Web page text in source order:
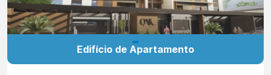
Edifício de Apartamento